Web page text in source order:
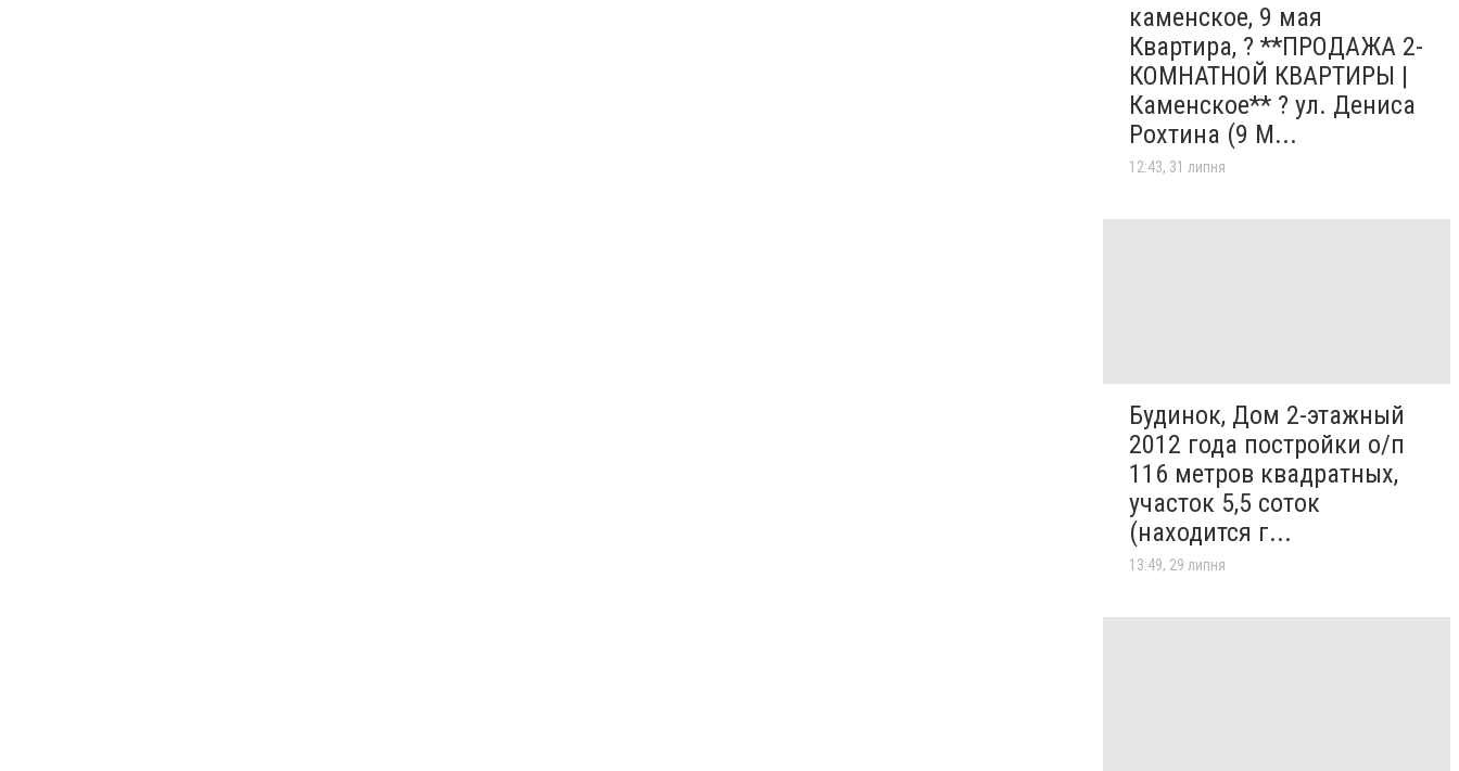
каменское, 9 мая
Квартира, ? **ПРОДАЖА 2-
КОМНАТНОЙ КВАРТИРЫ |
Каменское** ? ул. Дениса
Рохтина (9 М...
12:43, 31 липня
Будинок, Дом 2-этажный
2012 года постройки о/п
116 метров квадратных,
участок 5,5 соток
(находится г...
13:49, 29 липня